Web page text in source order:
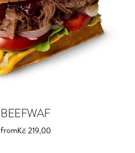
BEEFWAF
fromKč 219,00